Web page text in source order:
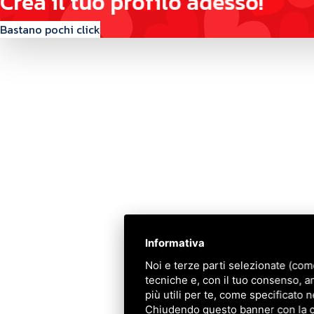
Informativa
Noi e terze parti selezionate
tecniche e, con il tuo consenso,
più utili per te, come specificato
Chiudendo questo banner con la
Bastano pochi click